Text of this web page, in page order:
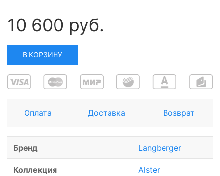
10 600 руб.
В КОРЗИНУ
Оплата Доставка Возврат
Бренд Langberger
Коллекция Alster